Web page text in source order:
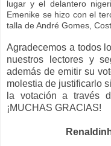
lugar y el delantero
Emenike se hizo con el
talla de André Gomes,
Agradecemos a todos
nuestros lectores y
además de emitir su
molestia de justificarlo
la votación a través
¡MUCHAS GRACIAS!